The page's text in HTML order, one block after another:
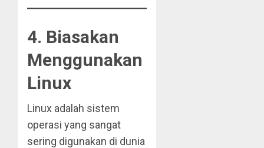
4. Biasakan
Menggunakan
Linux
Linux adalah sistem
operasi yang sangat
sering digunakan di dunia